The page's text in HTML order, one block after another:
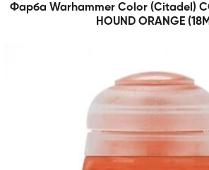
Фарба Warhammer Color (Citadel)
HOUND ORANGE